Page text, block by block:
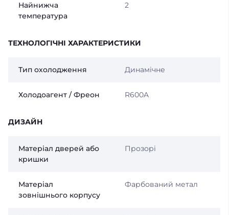
Найнижча
температура
2
ТЕХНОЛОГІЧНІ ХАРАКТЕРИСТИКИ
Тип охолодження Динамічне
Холодоагент / Фреон R600A
ДИЗАЙН
Матеріал дверей або
кришки
Прозорі
Матеріал
зовнішнього корпусу
Фарбований метал